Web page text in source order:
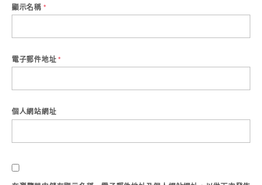
顯示名稱 *
電子郵件地址 *
個人網站網址